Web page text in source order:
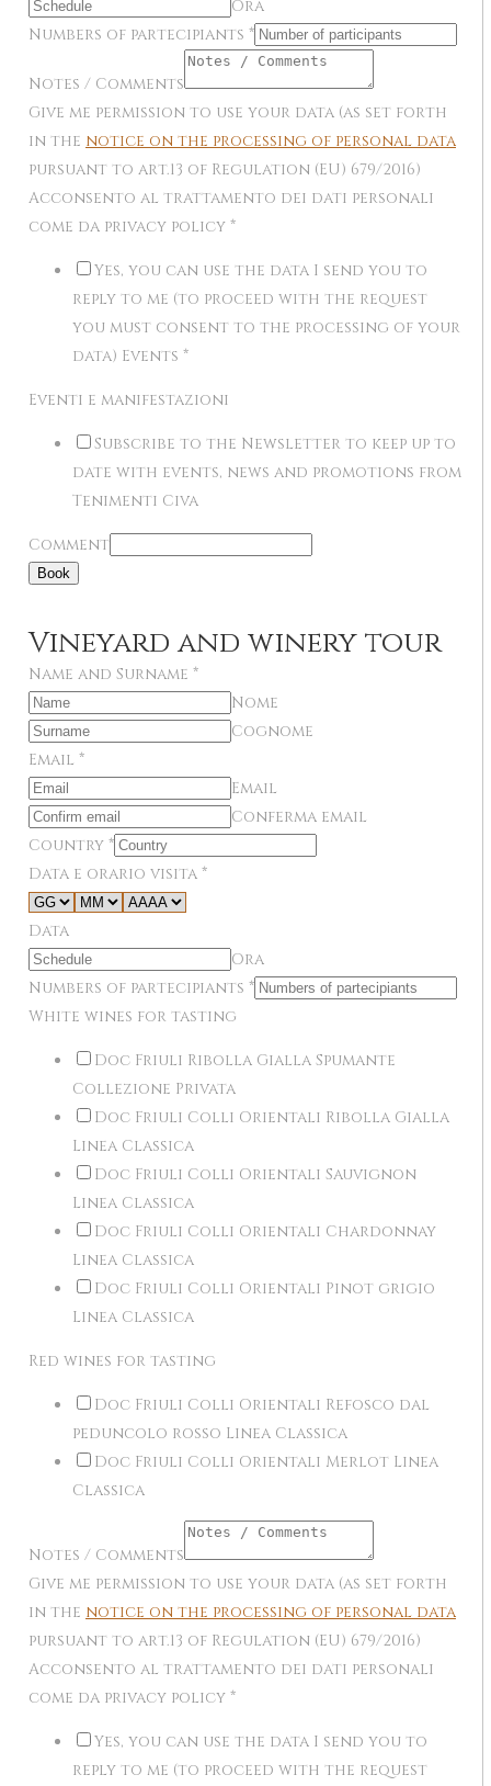
Ora
Numbers of partecipiants *
Notes / Comments
Give me permission to use your data (as set forth
in the notice on the processing of personal data
pursuant to art.13 of Regulation (EU) 679/2016)
Acconsento al trattamento dei dati personali
come da privacy policy *
Yes, you can use the data I send you to
reply to me (to proceed with the request
you must consent to the processing of your
data) Events *
Eventi e manifestazioni
Subscribe to the Newsletter to keep up to
date with events, news and promotions from
Tenimenti Civa
Comment
Book
Vineyard and winery tour
Name and Surname *
Nome
Cognome
Email *
Email
Conferma email
Country *
Data e orario visita *
Data
Ora
Numbers of partecipiants *
White wines for tasting
Doc Friuli Ribolla Gialla Spumante
Collezione Privata
Doc Friuli Colli Orientali Ribolla Gialla
Linea Classica
Doc Friuli Colli Orientali Sauvignon
Linea Classica
Doc Friuli Colli Orientali Chardonnay
Linea Classica
Doc Friuli Colli Orientali Pinot grigio
Linea Classica
Red wines for tasting
Doc Friuli Colli Orientali Refosco dal
peduncolo rosso Linea Classica
Doc Friuli Colli Orientali Merlot Linea
Classica
Notes / Comments
Give me permission to use your data (as set forth
in the notice on the processing of personal data
pursuant to art.13 of Regulation (EU) 679/2016)
Acconsento al trattamento dei dati personali
come da privacy policy *
Yes, you can use the data I send you to
reply to me (to proceed with the request